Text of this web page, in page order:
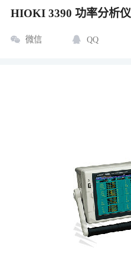
HIOKI 3390 功率分析仪
微信 QQ